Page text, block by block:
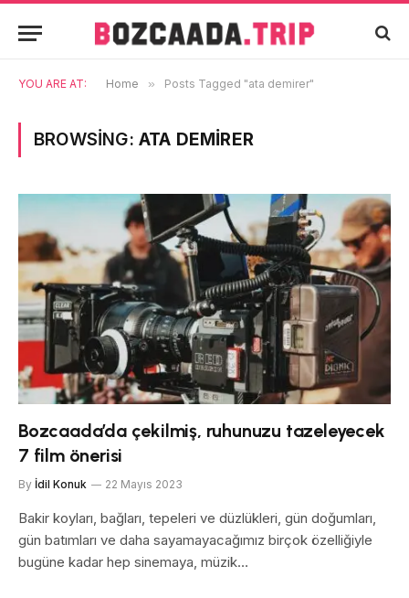
YOU ARE AT: Home » Posts Tagged "ata demirer"
BROWSING: ATA DEMIRER
Bozcaada’da çekilmiş, ruhunuzu tazeleyecek
7 film önerisi
By İdil Konuk 22 Mayıs 2023
Bakir koyları, bağları, tepeleri ve düzlükleri, gün doğumları,
gün batımları ve daha sayamayacağımız birçok özelliğiyle
bugüne kadar hep sinemaya, müzik…